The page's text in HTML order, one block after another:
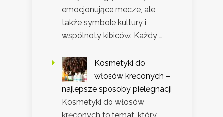
emocjonujące mecze, ale
także symbole kultury i
wspólnoty kibiców. Każdy …
Kosmetyki do
włosów kręconych –
najlepsze sposoby pielęgnacji
Kosmetyki do włosów
kręconych to temat, który